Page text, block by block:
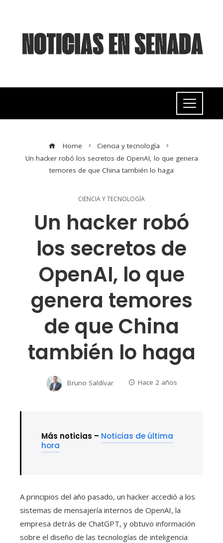
Home
Ciencia y tecnología
Un hacker robó los secretos de OpenAI, lo que genera
temores de que China también lo haga
CIENCIA Y TECNOLOGÍA
Un hacker robó
los secretos de
OpenAI, lo que
genera temores
de que China
también lo haga
Bruno Saldívar Hace 2 años
Más noticias – Noticias de última
hora
A principios del año pasado, un hacker accedió a los
sistemas de mensajería internos de OpenAI, la
empresa detrás de ChatGPT, y obtuvo información
sobre el diseño de las tecnologías de inteligencia